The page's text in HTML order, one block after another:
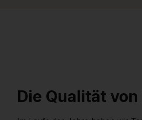
Die Qualität von